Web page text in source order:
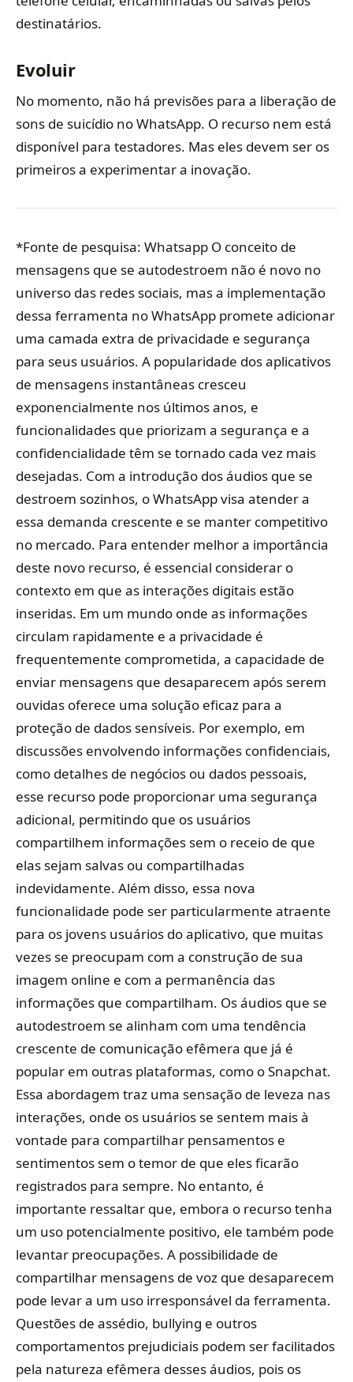
destinatários.
Evoluir
No momento, não há previsões para a liberação de
sons de suicídio no WhatsApp. O recurso nem está
disponível para testadores. Mas eles devem ser os
primeiros a experimentar a inovação.
*Fonte de pesquisa: Whatsapp O conceito de
mensagens que se autodestroem não é novo no
universo das redes sociais, mas a implementação
dessa ferramenta no WhatsApp promete adicionar
uma camada extra de privacidade e segurança
para seus usuários. A popularidade dos aplicativos
de mensagens instantâneas cresceu
exponencialmente nos últimos anos, e
funcionalidades que priorizam a segurança e a
confidencialidade têm se tornado cada vez mais
desejadas. Com a introdução dos áudios que se
destroem sozinhos, o WhatsApp visa atender a
essa demanda crescente e se manter competitivo
no mercado. Para entender melhor a importância
deste novo recurso, é essencial considerar o
contexto em que as interações digitais estão
inseridas. Em um mundo onde as informações
circulam rapidamente e a privacidade é
frequentemente comprometida, a capacidade de
enviar mensagens que desaparecem após serem
ouvidas oferece uma solução eficaz para a
proteção de dados sensíveis. Por exemplo, em
discussões envolvendo informações confidenciais,
como detalhes de negócios ou dados pessoais,
esse recurso pode proporcionar uma segurança
adicional, permitindo que os usuários
compartilhem informações sem o receio de que
elas sejam salvas ou compartilhadas
indevidamente. Além disso, essa nova
funcionalidade pode ser particularmente atraente
para os jovens usuários do aplicativo, que muitas
vezes se preocupam com a construção de sua
imagem online e com a permanência das
informações que compartilham. Os áudios que se
autodestroem se alinham com uma tendência
crescente de comunicação efêmera que já é
popular em outras plataformas, como o Snapchat.
Essa abordagem traz uma sensação de leveza nas
interações, onde os usuários se sentem mais à
vontade para compartilhar pensamentos e
sentimentos sem o temor de que eles ficarão
registrados para sempre. No entanto, é
importante ressaltar que, embora o recurso tenha
um uso potencialmente positivo, ele também pode
levantar preocupações. A possibilidade de
compartilhar mensagens de voz que desaparecem
pode levar a um uso irresponsável da ferramenta.
Questões de assédio, bullying e outros
comportamentos prejudiciais podem ser facilitados
pela natureza efêmera desses áudios, pois os